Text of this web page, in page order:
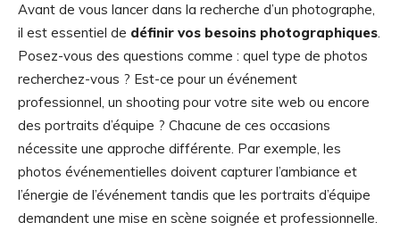
Avant de vous lancer dans la recherche d’un photographe,
il est essentiel de définir vos besoins photographiques.
Posez-vous des questions comme : quel type de photos
recherchez-vous ? Est-ce pour un événement
professionnel, un shooting pour votre site web ou encore
des portraits d’équipe ? Chacune de ces occasions
nécessite une approche différente. Par exemple, les
photos événementielles doivent capturer l’ambiance et
l’énergie de l’événement tandis que les portraits d’équipe
demandent une mise en scène soignée et professionnelle.